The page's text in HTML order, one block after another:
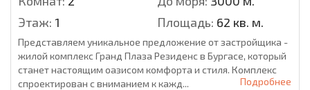
Этаж: 1 Площадь: 62 кв. м.
Представляем уникальное предложение от застройщика -
жилой комплекс Гранд Плаза Резиденс в Бургасе, который
станет настоящим оазисом комфорта и стиля. Комплекс
спроектирован с вниманием к кажд...
Подробнее